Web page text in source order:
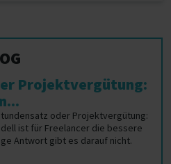
Projektvergütung:
oder Projektvergütung:
ist für Freelancer die bessere
Antwort gibt es darauf nicht.